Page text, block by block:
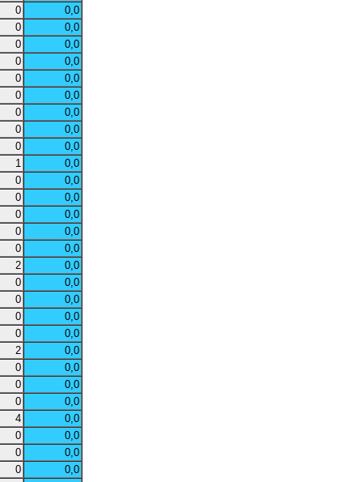
0
0,0
0
0,0
0
0,0
0
0,0
0
0,0
0
0,0
0
0,0
0
0,0
0
0,0
1
0,0
0
0,0
0
0,0
0
0,0
0
0,0
0
0,0
2
0,0
0
0,0
0
0,0
0
0,0
0
0,0
2
0,0
0
0,0
0
0,0
0
0,0
4
0,0
0
0,0
0
0,0
0
0,0